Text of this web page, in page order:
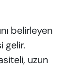
belirleyen
gelir.
uzun